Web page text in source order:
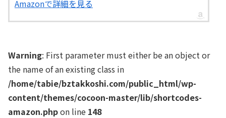
Amazonで詳細を見る
Warning: First parameter must either be an object or
the name of an existing class in
/home/tabie/bztakkoshi.com/public_html/wp-
content/themes/cocoon-master/lib/shortcodes-
amazon.phpon line 148